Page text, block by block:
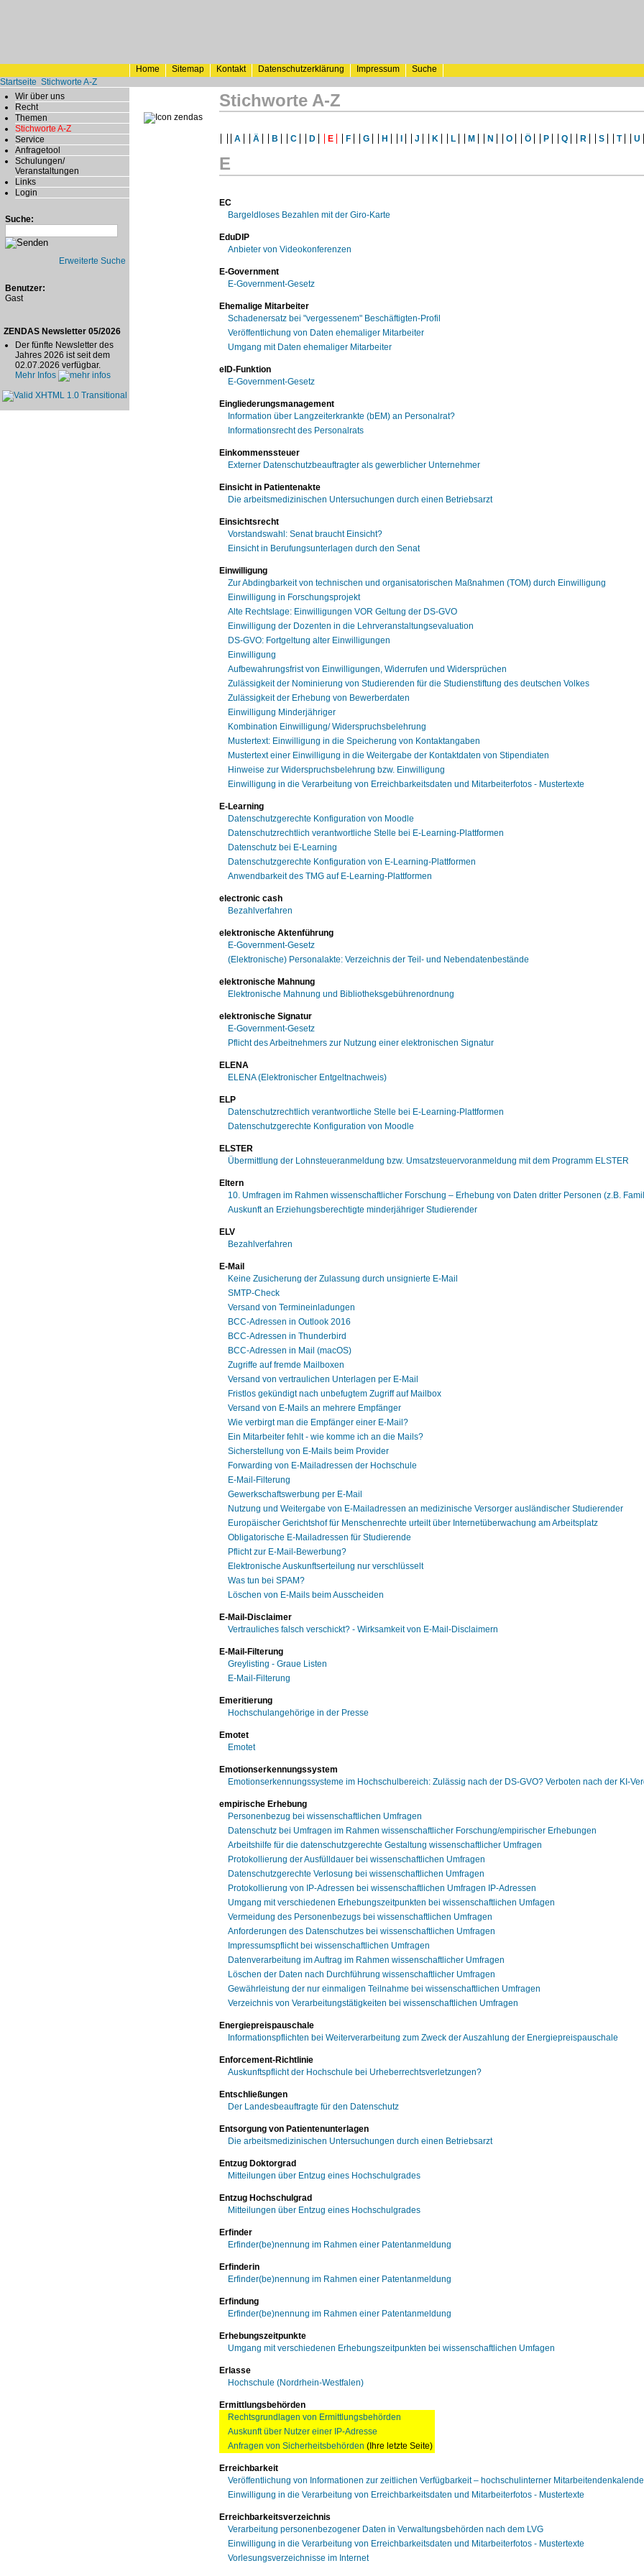
Home Sitemap Kontakt Datenschutzerklärung Impressum
Suche
Startseite Stichworte A-Z
Wir über uns
Recht
Themen
Stichworte A-Z
Service
Anfragetool
Schulungen/
Veranstaltungen
Links
Login
Suche:
Erweiterte Suche
Benutzer:
Gast
ZENDAS Newsletter 05/2026
Der fünfte Newsletter des
Jahres 2026 ist seit dem
02.07.2026 verfügbar.
Mehr Infos
Stichworte A-Z
A Ä B C D E F G H J K L M N O Ö P Q R S T U
E
EC
Bargeldloses Bezahlen mit der Giro-Karte
EduDIP
Anbieter von Videokonferenzen
E-Government
E-Government-Gesetz
Ehemalige Mitarbeiter
Schadenersatz bei "vergessenem" Beschäftigten-Profil
Veröffentlichung von Daten ehemaliger Mitarbeiter
Umgang mit Daten ehemaliger Mitarbeiter
eID-Funktion
E-Government-Gesetz
Eingliederungsmanagement
Information über Langzeiterkrankte (bEM) an Personalrat?
Informationsrecht des Personalrats
Einkommenssteuer
Externer Datenschutzbeauftragter als gewerblicher Unternehmer
Einsicht in Patientenakte
Die arbeitsmedizinischen Untersuchungen durch einen Betriebsarzt
Einsichtsrecht
Vorstandswahl: Senat braucht Einsicht?
Einsicht in Berufungsunterlagen durch den Senat
Einwilligung
Zur Abdingbarkeit von technischen und organisatorischen Maßnahmen (TOM) durch Einwilligung
Einwilligung in Forschungsprojekt
Alte Rechtslage: Einwilligungen VOR Geltung der DS-GVO
Einwilligung der Dozenten in die Lehrveranstaltungsevaluation
DS-GVO: Fortgeltung alter Einwilligungen
Einwilligung
Aufbewahrungsfrist von Einwilligungen, Widerrufen und Widersprüchen
Zulässigkeit der Nominierung von Studierenden für die Studienstiftung des deutschen Volkes
Zulässigkeit der Erhebung von Bewerberdaten
Einwilligung Minderjähriger
Kombination Einwilligung/ Widerspruchsbelehrung
Mustertext: Einwilligung in die Speicherung von Kontaktangaben
Mustertext einer Einwilligung in die Weitergabe der Kontaktdaten von Stipendiaten
Hinweise zur Widerspruchsbelehrung bzw. Einwilligung
Einwilligung in die Verarbeitung von Erreichbarkeitsdaten und Mitarbeiterfotos - Mustertexte
E-Learning
Datenschutzgerechte Konfiguration von Moodle
Datenschutzrechtlich verantwortliche Stelle bei E-Learning-Plattformen
Datenschutz bei E-Learning
Datenschutzgerechte Konfiguration von E-Learning-Plattformen
Anwendbarkeit des TMG auf E-Learning-Plattformen
electronic cash
Bezahlverfahren
elektronische Aktenführung
E-Government-Gesetz
(Elektronische) Personalakte: Verzeichnis der Teil- und Nebendatenbestände
elektronische Mahnung
Elektronische Mahnung und Bibliotheksgebührenordnung
elektronische Signatur
E-Government-Gesetz
Pflicht des Arbeitnehmers zur Nutzung einer elektronischen Signatur
ELENA
ELENA (Elektronischer Entgeltnachweis)
ELP
Datenschutzrechtlich verantwortliche Stelle bei E-Learning-Plattformen
Datenschutzgerechte Konfiguration von Moodle
ELSTER
Übermittlung der Lohnsteueranmeldung bzw. Umsatzsteuervoranmeldung mit dem Programm ELSTER
Eltern
10. Umfragen im Rahmen wissenschaftlicher Forschung – Erhebung von Daten dritter Personen (z.B.
Auskunft an Erziehungsberechtigte minderjähriger Studierender
ELV
Bezahlverfahren
E-Mail
Keine Zusicherung der Zulassung durch unsignierte E-Mail
SMTP-Check
Versand von Termineinladungen
BCC-Adressen in Outlook 2016
BCC-Adressen in Thunderbird
BCC-Adressen in Mail (macOS)
Zugriffe auf fremde Mailboxen
Versand von vertraulichen Unterlagen per E-Mail
Fristlos gekündigt nach unbefugtem Zugriff auf Mailbox
Versand von E-Mails an mehrere Empfänger
Wie verbirgt man die Empfänger einer E-Mail?
Ein Mitarbeiter fehlt - wie komme ich an die Mails?
Sicherstellung von E-Mails beim Provider
Forwarding von E-Mailadressen der Hochschule
E-Mail-Filterung
Gewerkschaftswerbung per E-Mail
Nutzung und Weitergabe von E-Mailadressen an medizinische Versorger ausländischer Studierender
Europäischer Gerichtshof für Menschenrechte urteilt über Internetüberwachung am Arbeitsplatz
Obligatorische E-Mailadressen für Studierende
Pflicht zur E-Mail-Bewerbung?
Elektronische Auskunftserteilung nur verschlüsselt
Was tun bei SPAM?
Löschen von E-Mails beim Ausscheiden
E-Mail-Disclaimer
Vertrauliches falsch verschickt? - Wirksamkeit von E-Mail-Disclaimern
E-Mail-Filterung
Greylisting - Graue Listen
E-Mail-Filterung
Emeritierung
Hochschulangehörige in der Presse
Emotet
Emotet
Emotionserkennungssystem
Emotionserkennungssysteme im Hochschulbereich: Zulässig nach der DS-GVO? Verboten nach der KI-
empirische Erhebung
Personenbezug bei wissenschaftlichen Umfragen
Datenschutz bei Umfragen im Rahmen wissenschaftlicher Forschung/empirischer Erhebungen
Arbeitshilfe für die datenschutzgerechte Gestaltung wissenschaftlicher Umfragen
Protokollierung der Ausfülldauer bei wissenschaftlichen Umfragen
Datenschutzgerechte Verlosung bei wissenschaftlichen Umfragen
Protokollierung von IP-Adressen bei wissenschaftlichen Umfragen IP-Adressen
Umgang mit verschiedenen Erhebungszeitpunkten bei wissenschaftlichen Umfagen
Vermeidung des Personenbezugs bei wissenschaftlichen Umfragen
Anforderungen des Datenschutzes bei wissenschaftlichen Umfragen
Impressumspflicht bei wissenschaftlichen Umfragen
Datenverarbeitung im Auftrag im Rahmen wissenschaftlicher Umfragen
Löschen der Daten nach Durchführung wissenschaftlicher Umfragen
Gewährleistung der nur einmaligen Teilnahme bei wissenschaftlichen Umfragen
Verzeichnis von Verarbeitungstätigkeiten bei wissenschaftlichen Umfragen
Energiepreispauschale
Informationspflichten bei Weiterverarbeitung zum Zweck der Auszahlung der Energiepreispauschale
Enforcement-Richtlinie
Auskunftspflicht der Hochschule bei Urheberrechtsverletzungen?
Entschließungen
Der Landesbeauftragte für den Datenschutz
Entsorgung von Patientenunterlagen
Die arbeitsmedizinischen Untersuchungen durch einen Betriebsarzt
Entzug Doktorgrad
Mitteilungen über Entzug eines Hochschulgrades
Entzug Hochschulgrad
Mitteilungen über Entzug eines Hochschulgrades
Erfinder
Erfinder(be)nennung im Rahmen einer Patentanmeldung
Erfinderin
Erfinder(be)nennung im Rahmen einer Patentanmeldung
Erfindung
Erfinder(be)nennung im Rahmen einer Patentanmeldung
Erhebungszeitpunkte
Umgang mit verschiedenen Erhebungszeitpunkten bei wissenschaftlichen Umfagen
Erlasse
Hochschule (Nordrhein-Westfalen)
Ermittlungsbehörden
Rechtsgrundlagen von Ermittlungsbehörden
Auskunft über Nutzer einer IP-Adresse
Anfragen von Sicherheitsbehörden (Ihre letzte Seite)
Erreichbarkeit
Veröffentlichung von Informationen zur zeitlichen Verfügbarkeit – hochschulinterner
Einwilligung in die Verarbeitung von Erreichbarkeitsdaten und Mitarbeiterfotos - Mustertexte
Erreichbarkeitsverzeichnis
Verarbeitung personenbezogener Daten in Verwaltungsbehörden nach dem LVG
Einwilligung in die Verarbeitung von Erreichbarkeitsdaten und Mitarbeiterfotos - Mustertexte
Vorlesungsverzeichnisse im Internet